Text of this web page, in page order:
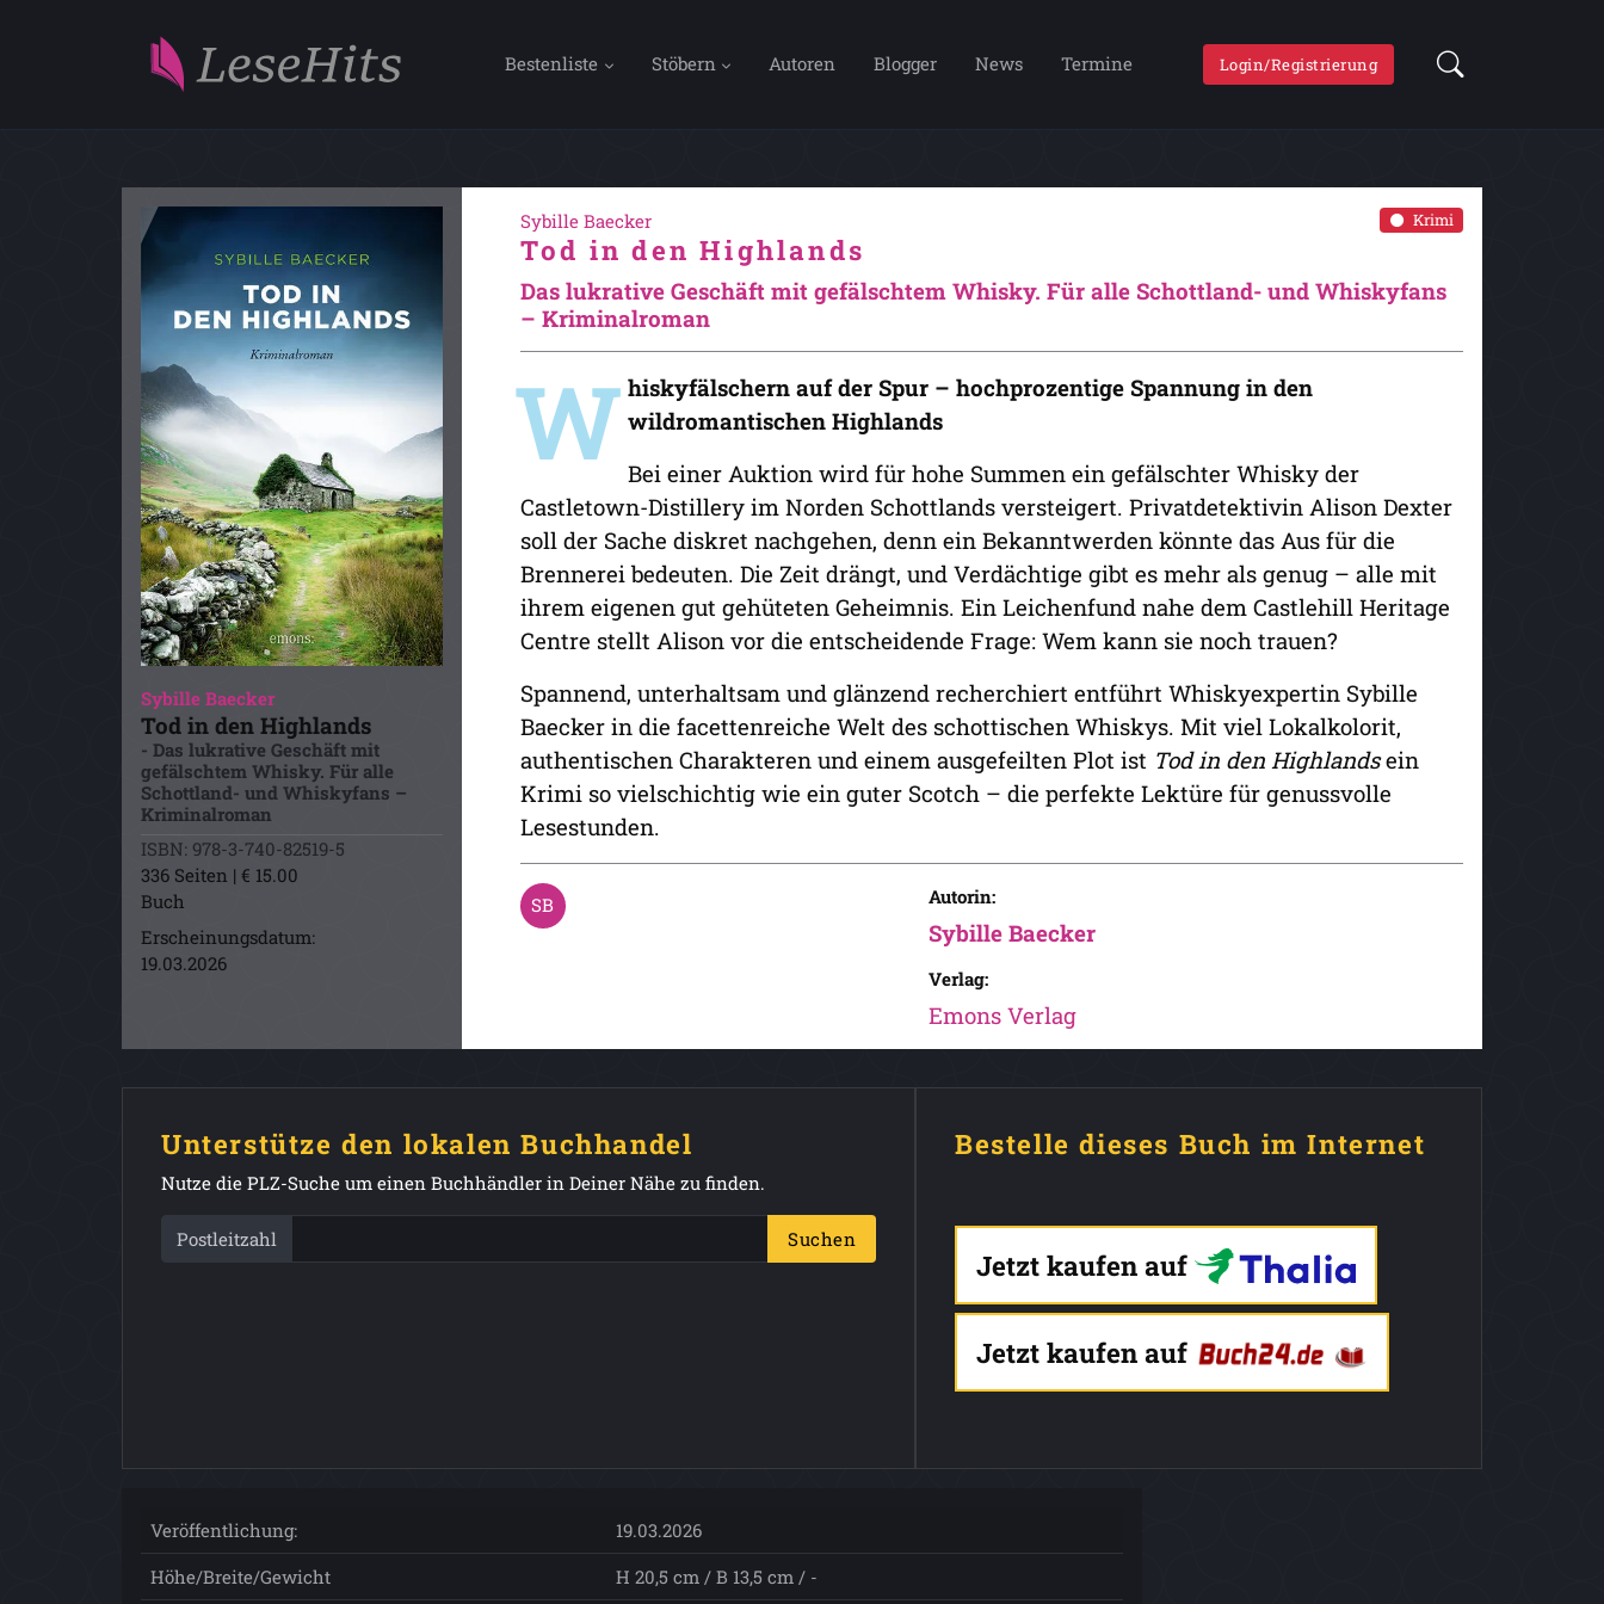
Bestenliste Stöbern Autoren Blogger News Termine Login/Registrierung
Sybille Baecker
Tod in den Highlands
- Das lukrative Geschäft mit
gefälschtem Whisky. Für alle
Schottland- und Whiskyfans –
Kriminalroman
ISBN: 978-3-740-82519-5
336 Seiten | € 15.00
Buch
Erscheinungsdatum:
19.03.2026
Krimi
Sybille Baecker
Tod in den Highlands
Das lukrative Geschäft mit gefälschtem Whisky. Für alle Schottland- und Whiskyfans
– Kriminalroman
W hiskyfälschern auf der Spur – hochprozentige Spannung in den
wildromantischen Highlands
Bei einer Auktion wird für hohe Summen ein gefälschter Whisky der
Castletown-Distillery im Norden Schottlands versteigert. Privatdetektivin Alison Dexter
soll der Sache diskret nachgehen, denn ein Bekanntwerden könnte das Aus für die
Brennerei bedeuten. Die Zeit drängt, und Verdächtige gibt es mehr als genug – alle mit
ihrem eigenen gut gehüteten Geheimnis. Ein Leichenfund nahe dem Castlehill Heritage
Centre stellt Alison vor die entscheidende Frage: Wem kann sie noch trauen?
Spannend, unterhaltsam und glänzend recherchiert entführt Whiskyexpertin Sybille
Baecker in die facettenreiche Welt des schottischen Whiskys. Mit viel Lokalkolorit,
authentischen Charakteren und einem ausgefeilten Plot ist Tod in den Highlandsein
Krimi so vielschichtig wie ein guter Scotch – die perfekte Lektüre für genussvolle
Lesestunden.
Autorin:
Sybille Baecker
Verlag:
Emons Verlag
Unterstütze den lokalen Buchhandel
Nutze die PLZ-Suche um einen Buchhändler in Deiner Nähe zu finden.
Postleitzahl Suchen
Bestelle dieses Buch im Internet
Jetzt kaufen auf
Jetzt kaufen auf
Veröffentlichung:
19.03.2026
Höhe/Breite/Gewicht
H 20,5 cm / B 13,5 cm / -